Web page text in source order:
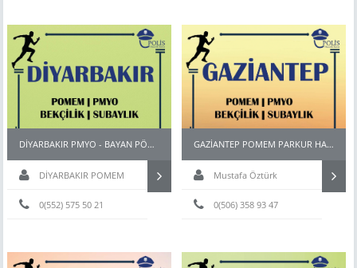
DİYARBAKIR PMYO - BAYAN PÖH - BEKÇİ - POMEM HAZIRLIK KURSU
DİYARBAKIR POMEM
HAZIRLIK KURSU
0(552) 575 50 21
GAZİANTEP POMEM PARKUR HAZIRLIK KURSU
Mustafa Öztürk
0(506) 358 93 47